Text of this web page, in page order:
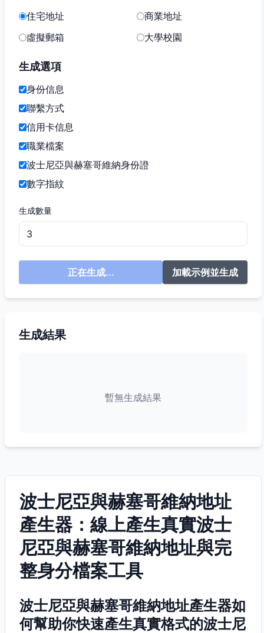
住宅地址
商業地址
虛擬郵箱
大學校園
生成選項
身份信息
聯繫方式
信用卡信息
職業檔案
波士尼亞與赫塞哥維納身份證
數字指紋
生成數量
正在生成... 加載示例並生成
生成結果
暫無生成結果
波士尼亞與赫塞哥維納地址
產生器：線上產生真實波士
尼亞與赫塞哥維納地址與完
整身分檔案工具
波士尼亞與赫塞哥維納地址產生器如
何幫助你快速產生真實格式的波士尼